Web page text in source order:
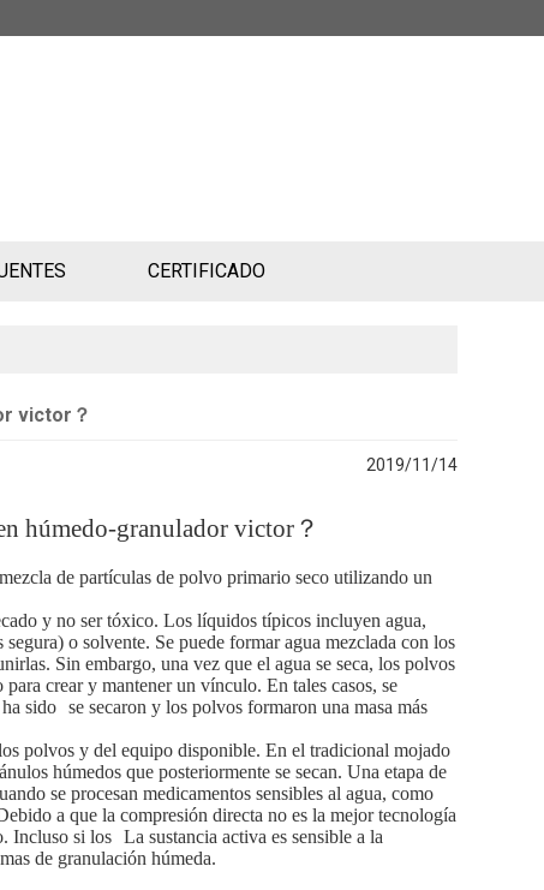
CERTIFICADO
victor？
2019/11/14
húmedo-granulador victor？
de partículas de polvo primario seco utilizando un
y no ser tóxico. Los líquidos típicos incluyen agua,
o solvente. Se puede formar agua mezclada con los
Sin embargo, una vez que el agua se seca, los polvos
crear y mantener un vínculo. En tales casos, se
sido se secaron y los polvos formaron una masa más
polvos y del equipo disponible. En el tradicional mojado
húmedos que posteriormente se secan. Una etapa de
se procesan medicamentos sensibles al agua, como
a que la compresión directa no es la mejor tecnología
Incluso si los La sustancia activa es sensible a la
de granulación húmeda.